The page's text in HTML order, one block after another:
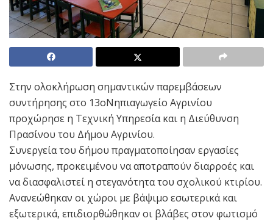
Στην ολοκλήρωση σημαντικών παρεμβάσεων
συντήρησης στο 13οΝηπιαγωγείο Αγρινίου
προχώρησε η Τεχνική Υπηρεσία και η Διεύθυνση
Πρασίνου του Δήμου Αγρινίου.
Συνεργεία του δήμου πραγματοποίησαν εργασίες
μόνωσης, προκειμένου να αποτραπούν διαρροές και
να διασφαλιστεί η στεγανότητα του σχολικού κτιρίου.
Ανανεώθηκαν οι χώροι με βάψιμο εσωτερικά και
εξωτερικά, επιδιορθώθηκαν οι βλάβες στον φωτισμό